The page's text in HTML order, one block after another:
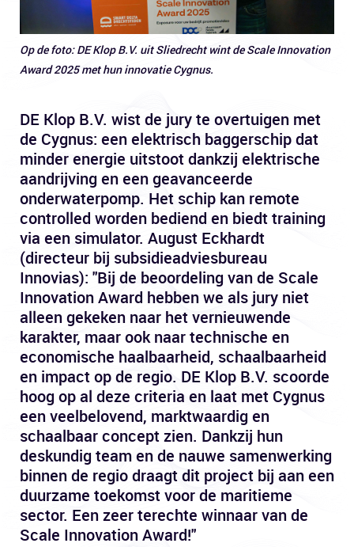
Opde foto: DE Klop B.V. uit Sliedrecht wint de Scale Innovation
Award 2025 met hun innovatie Cygnus.
DE Klop B.V. wist de jury te overtuigen met
de Cygnus: een elektrisch baggerschip dat
minder energie uitstoot dankzij elektrische
aandrijving en een geavanceerde
onderwaterpomp. Het schip kan remote
controlled worden bediend en biedt training
via een simulator. August Eckhardt
(directeur bij subsidieadviesbureau
Innovias): "Bij de beoordeling van de Scale
Innovation Award hebben we als jury niet
alleen gekeken naar het vernieuwende
karakter, maar ook naar technische en
economische haalbaarheid, schaalbaarheid
en impact op de regio. DE Klop B.V. scoorde
hoog op al deze criteria en laat met Cygnus
een veelbelovend, marktwaardig en
schaalbaar concept zien. Dankzij hun
deskundig team en de nauwe samenwerking
binnen de regio draagt dit project bij aan een
duurzame toekomst voor de maritieme
sector. Een zeer terechte winnaar van de
Scale Innovation Award!"